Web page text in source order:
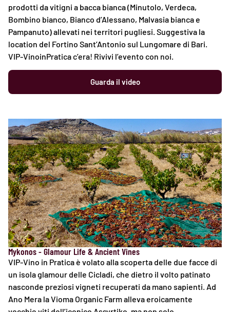
prodotti da vitigni a bacca bianca (Minutolo, Verdeca,
Bombino bianco, Bianco d’Alessano, Malvasia bianca e
Pampanuto) allevati nei territori pugliesi. Suggestiva la
location del Fortino Sant’Antonio sul Lungomare di Bari.
VIP-VinoinPratica c’era! Rivivi l’evento con noi.
Guarda il video
Mykonos - Glamour Life & Ancient Vines
VIP-Vino in Pratica è volato alla scoperta delle due facce di
un isola glamour delle Cicladi, che dietro il volto patinato
nasconde preziosi vigneti recuperati da mano sapienti. Ad
Ano Mera la Vioma Organic Farm alleva eroicamente